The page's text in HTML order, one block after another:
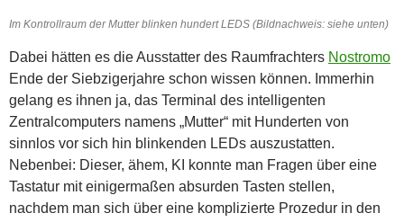
Im Kontrollraum der Mutter blinken hundert LEDS (Bildnachweis: siehe unten)
Dabei hätten es die Ausstatter des Raumfrachters Nostromo
Ende der Siebzigerjahre schon wissen können. Immerhin
gelang es ihnen ja, das Terminal des intelligenten
Zentralcomputers namens „Mutter“ mit Hunderten von
sinnlos vor sich hin blinkenden LEDs auszustatten.
Nebenbei: Dieser, ähem, KI konnte man Fragen über eine
Tastatur mit einigermaßen absurden Tasten stellen,
nachdem man sich über eine komplizierte Prozedur in den